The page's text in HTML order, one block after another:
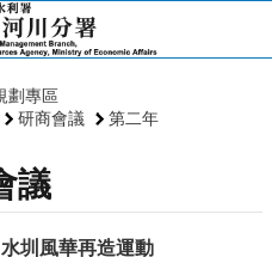
劃專區
研商會議
第二年
議
圳風華再造運動